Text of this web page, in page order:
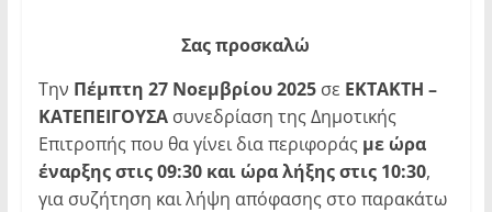
Σας προσκαλώ
Την Πέμπτη 27 Νοεμβρίου 2025 σε ΕΚΤΑΚΤΗ –
ΚΑΤΕΠΕΙΓΟΥΣΑ συνεδρίαση της Δημοτικής
Επιτροπής που θα γίνει δια περιφοράς με ώρα
έναρξης στις 09:30 και ώρα λήξης στις 10:30,
για συζήτηση και λήψη απόφασης στο παρακάτω